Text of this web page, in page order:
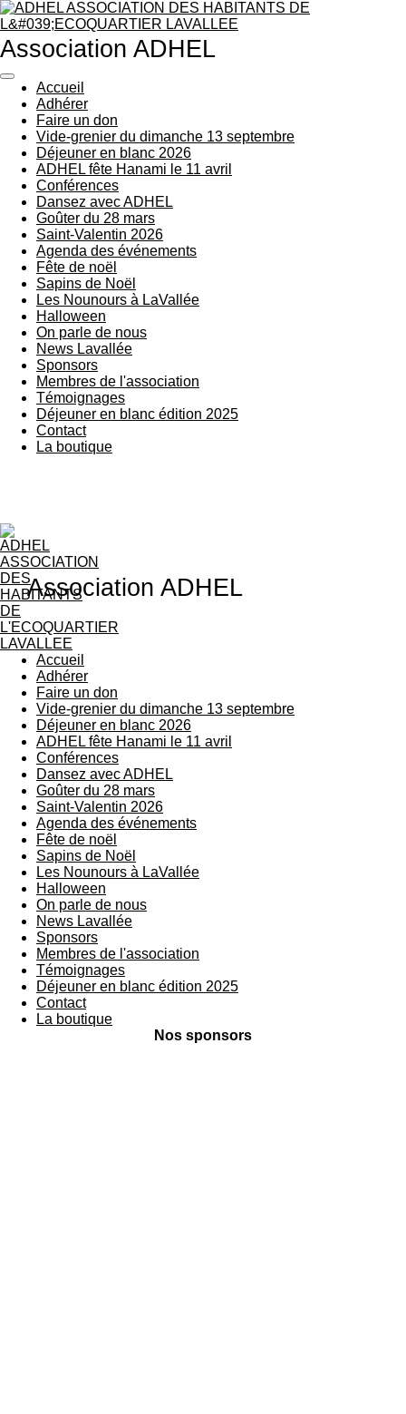
Passer
au
contenu
Association ADHEL
Accueil
Adhérer
Faire un don
Vide-grenier du dimanche 13 septembre
Déjeuner en blanc 2026
ADHEL fête Hanami le 11 avril
Conférences
Dansez avec ADHEL
Goûter du 28 mars
Saint-Valentin 2026
Agenda des événements
Fête de noël
Sapins de Noël
Les Nounours à LaVallée
Halloween
On parle de nous
News Lavallée
Sponsors
Membres de l'association
Témoignages
Déjeuner en blanc édition 2025
Contact
La boutique
Association ADHEL
Accueil
Adhérer
Faire un don
Vide-grenier du dimanche 13 septembre
Déjeuner en blanc 2026
ADHEL fête Hanami le 11 avril
Conférences
Dansez avec ADHEL
Goûter du 28 mars
Saint-Valentin 2026
Agenda des événements
Fête de noël
Sapins de Noël
Les Nounours à LaVallée
Halloween
On parle de nous
News Lavallée
Sponsors
Membres de l'association
Témoignages
Déjeuner en blanc édition 2025
Contact
La boutique
Nos sponsors